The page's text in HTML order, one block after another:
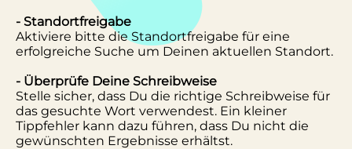
- Standortfreigabe
Aktiviere bitte die Standortfreigabe für eine
erfolgreiche Suche um Deinen aktuellen Standort.
- Überprüfe Deine Schreibweise
Stelle sicher, dass Du die richtige Schreibweise für
das gesuchte Wort verwendest. Ein kleiner
Tippfehler kann dazu führen, dass Du nicht die
gewünschten Ergebnisse erhältst.